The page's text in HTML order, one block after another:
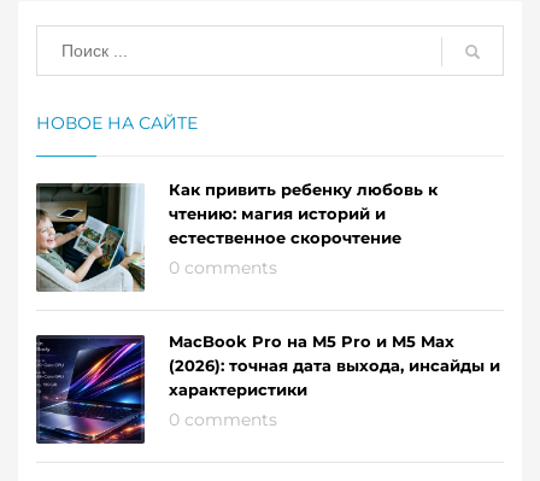
НОВОЕ НА САЙТЕ
Как привить ребенку любовь к
чтению: магия историй и
естественное скорочтение
0 comments
MacBook Pro на M5 Pro и M5 Max
(2026): точная дата выхода, инсайды и
характеристики
0 comments